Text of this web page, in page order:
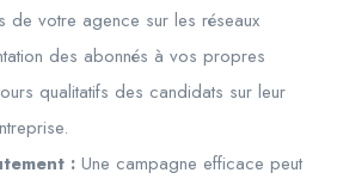
de votre agence sur les réseaux
des abonnés à vos propres
qualitatifs des candidats sur leur
: Une campagne efficace peut